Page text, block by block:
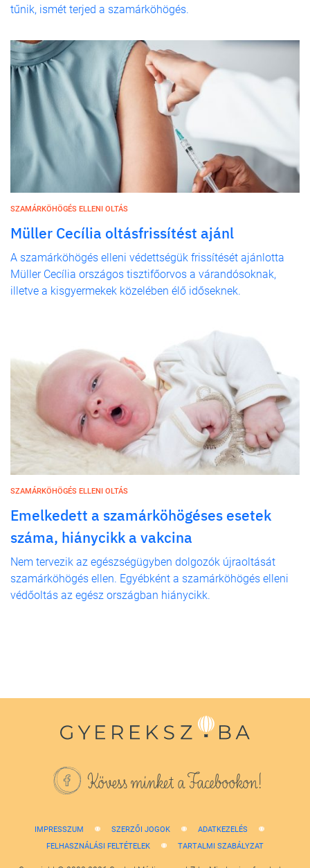
tűnik, ismét terjed a szamárköhögés.
SZAMÁRKÖHÖGÉS ELLENI OLTÁS
Müller Cecília oltásfrissítést ajánl
A szamárköhögés elleni védettségük frissítését ajánlotta
Müller Cecília országos tisztifőorvos a várandósoknak,
illetve a kisgyermekek közelében élő időseknek.
SZAMÁRKÖHÖGÉS ELLENI OLTÁS
Emelkedett a szamárköhögéses esetek
száma, hiánycikk a vakcina
Nem tervezik az egészségügyben dolgozók újraoltását
szamárköhögés ellen. Egyébként a szamárköhögés elleni
védőoltás az egész országban hiánycikk.
Kövess minket a Facebookon!
IMPRESSZUM SZERZŐI JOGOK
ADATKEZELÉS
FELHASZNÁLÁSI FELTÉTELEK
TARTALMI SZABÁLYZAT